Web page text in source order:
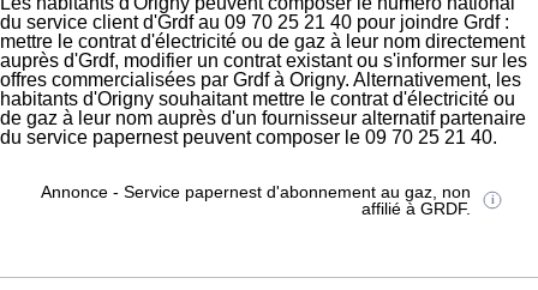
du service client d'Grdf au 09 70 25 21 40 pour joindre Grdf :
mettre le contrat d'électricité ou de gaz à leur nom directement
auprès d'Grdf, modifier un contrat existant ou s'informer sur les
offres commercialisées par Grdf à Origny. Alternativement, les
habitants d'Origny souhaitant mettre le contrat d'électricité ou
de gaz à leur nom auprès d'un fournisseur alternatif partenaire
du service papernest peuvent composer le 09 70 25 21 40.
Annonce - Service papernest d'abonnement au gaz, non
affilié à GRDF.